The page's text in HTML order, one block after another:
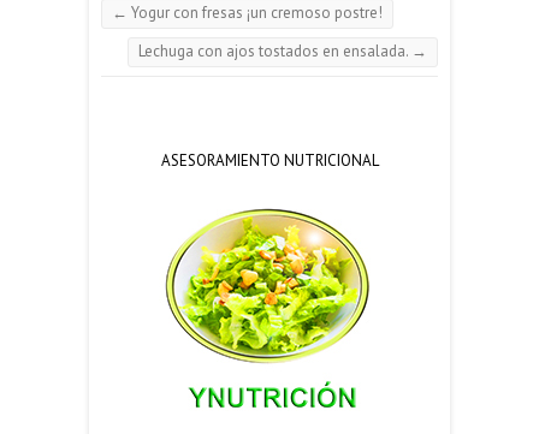
← Yogur con fresas ¡un cremoso postre!
Lechuga con ajos tostados en ensalada. →
ASESORAMIENTO NUTRICIONAL